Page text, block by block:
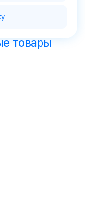
товары